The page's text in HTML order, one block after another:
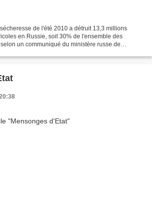
de l'été 2010 a détruit 13,3 millions
en Russie, soit 30% de l'ensemble des
un communiqué du ministère russe de